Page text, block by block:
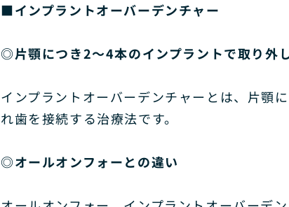
■インプラントオーバーデンチャー
◎片顎につき2～4本のインプラントで取り外
インプラントオーバーデンチャーとは、片顎
れ歯を接続する治療法です。
◎オールオンフォーとの違い